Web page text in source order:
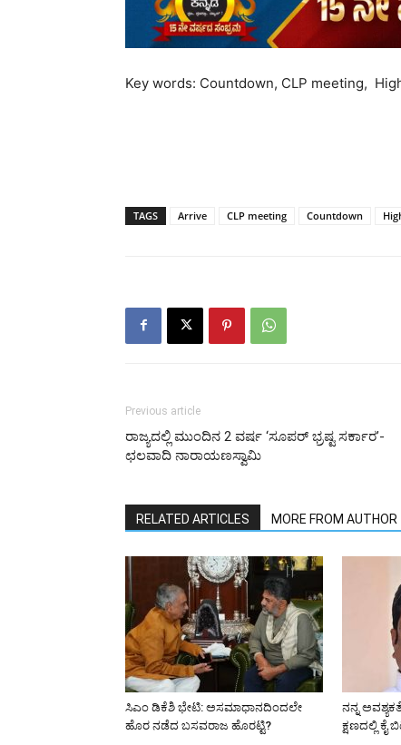
Key words: Countdown, CLP meeting,
TAGS Arrive CLP meeting Countdown
Previous article
ರಾಜ್ಯದಲ್ಲಿ ಮುಂದಿನ 2 ವರ್ಷ ‘ಸೂಪರ್ ಭ್ರಷ್ಟ ಸರ್ಕಾರ’-
ಛಲವಾದಿ ನಾರಾಯಣಸ್ವಾಮಿ
RELATED ARTICLES MORE FROM AUTHOR
ಸಿಎಂ ಡಿಕೆಶಿ ಭೇಟಿ: ಅಸಮಾಧಾನದಿಂದಲೇ
ಹೊರ ನಡೆದ ಬಸವರಾಜ ಹೊರಟ್ಟಿ?
ನನ್ನ
ಕ್ಷಣದಲ್ಲಿ ಕೈ